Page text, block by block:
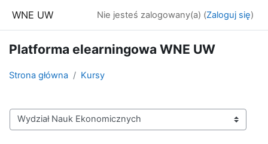
WNE UW Nie jesteś zalogowany(a) (Zaloguj się)
Platforma elearningowa WNE UW
Strona główna Kursy
Kategorie kursów